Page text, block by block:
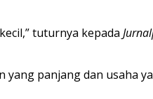
tuturnya kepada
panjang dan usaha